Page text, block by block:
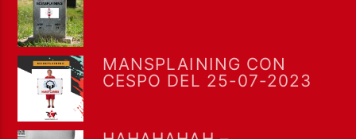
MANSPLAINING CON
CESPO DEL 25-07-2023